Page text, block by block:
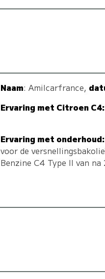
Naam: Amilcarfrance,
Ervaring met Citroen C4:
Ervaring met onderhoud:
voor de
Benzine C4 Type II van na